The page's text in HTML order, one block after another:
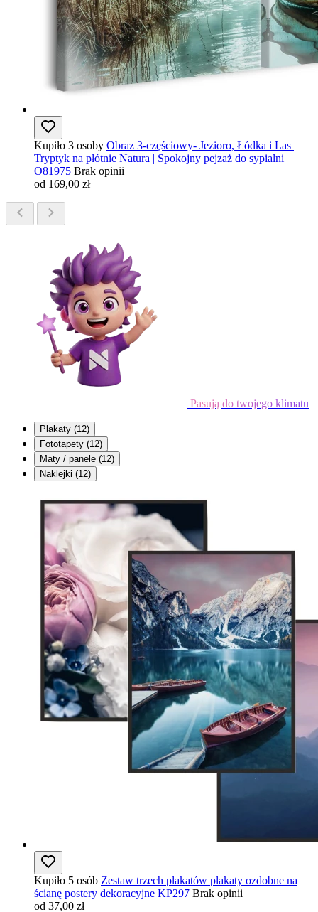
Kupiło 3 osoby Obraz 3-częściowy- Jezioro, Łódka i Las |
Tryptyk na płótnie Natura | Spokojny pejzaż do sypialni
O81975 Brak opinii
od 169,00 zł
Pasują do twojego klimatu
Plakaty (12)
Fototapety (12)
Maty / panele (12)
Naklejki (12)
Kupiło 5 osób Zestaw trzech plakatów plakaty ozdobne na
ścianę postery dekoracyjne KP297 Brak opinii
od 37,00 zł